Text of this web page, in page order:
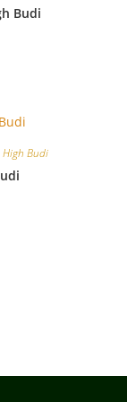
Budi
High Budi